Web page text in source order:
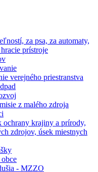
za psa, za automaty,
prístroje
verejného priestranstva
z malého zdroja
ochrany krajiny a prírody,
zdrojov, úsek miestnych
- MZZO